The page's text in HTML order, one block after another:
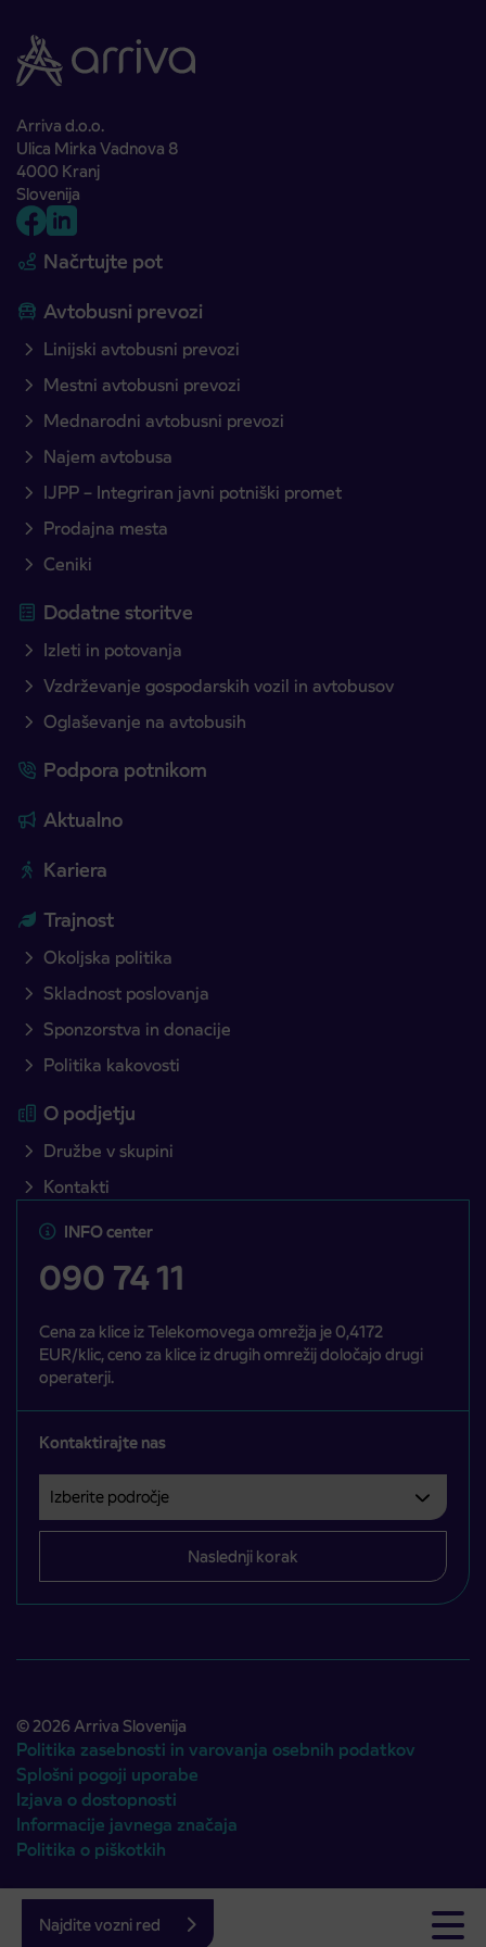
Najdite vozni red
Arriva d.o.o.
Ulica Mirka Vadnova 8
4000 Kranj
Slovenija
Načrtujte pot
Avtobusni prevozi
Linijski avtobusni prevozi
Mestni avtobusni prevozi
Mednarodni avtobusni prevozi
Najem avtobusa
IJPP – Integriran javni potniški promet
Prodajna mesta
Ceniki
Dodatne storitve
Izleti in potovanja
Vzdrževanje gospodarskih vozil in avtobusov
Oglaševanje na avtobusih
Podpora potnikom
Aktualno
Kariera
Trajnost
Okoljska politika
Skladnost poslovanja
Sponzorstva in donacije
Politika kakovosti
O podjetju
Družbe v skupini
Kontakti
INFO center
090 74 11
Cena za klice iz Telekomovega omrežja je 0,4172
EUR/klic, ceno za klice iz drugih omrežij določajo drugi
operaterji.
Kontaktirajte nas
Izberite področje
Področje je obvezno izbrati.
Naslednji korak
© 2026 Arriva Slovenija
Politika zasebnosti in varovanja osebnih podatkov
Splošni pogoji uporabe
Izjava o dostopnosti
Informacije javnega značaja
Politika o piškotkih
Avtorji:Emigma